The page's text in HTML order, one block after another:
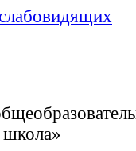
школа»